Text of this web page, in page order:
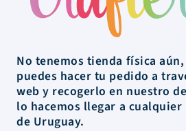
No tenemos tienda física
puedes hacer tu pedido a
web y recogerlo en nuestro
lo hacemos llegar a cualquier
de Uruguay.